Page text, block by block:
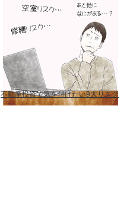
不動産投資で気を付けたい9大リスク